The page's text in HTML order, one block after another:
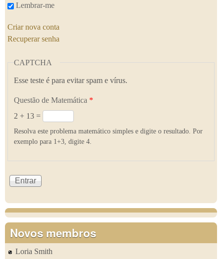
Lembrar-me
Criar nova conta
Recuperar senha
CAPTCHA
Esse teste é para evitar spam e vírus.
Questão de Matemática *
2 + 13 =
Resolva este problema matemático simples e digite o resultado. Por
exemplo para 1+3, digite 4.
Novos membros
Loria Smith